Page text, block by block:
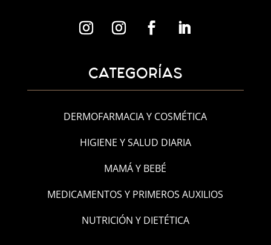
CATEGORÍAS
DERMOFARMACIA Y COSMÉTICA
HIGIENE Y SALUD DIARIA
MAMÁ Y BEBÉ
MEDICAMENTOS Y PRIMEROS AUXILIOS
NUTRICIÓN Y DIETÉTICA